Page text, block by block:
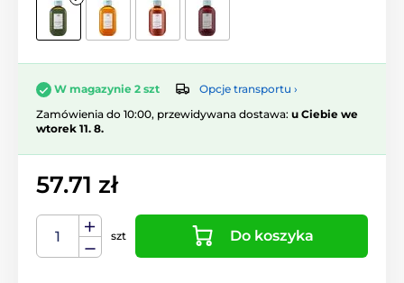
W magazynie 2 szt
Opcje transportu ›
Zamówienia do 10:00, przewidywana dostawa: u Ciebie we
wtorek 11. 8.
57.71 zł
szt Do koszyka